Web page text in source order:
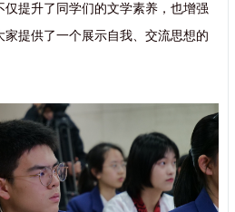
提升了同学们的文学素养，也增强
提供了一个展示自我、交流思想的